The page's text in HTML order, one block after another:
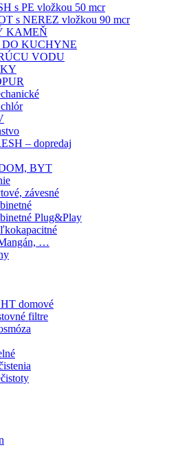
s PE vložkou 50 mcr
s NEREZ vložkou 90 mcr
KAMEŇ
DO KUCHYNE
VODU
– dopredaj
BYT
závesné
Plug&Play
…
domové
filtre